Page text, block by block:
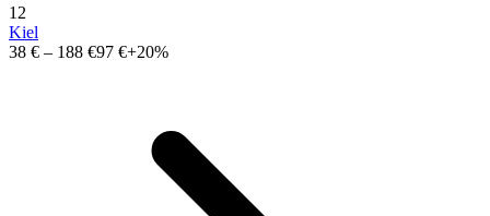
12
Kiel
38 € – 188 €97 €+20%